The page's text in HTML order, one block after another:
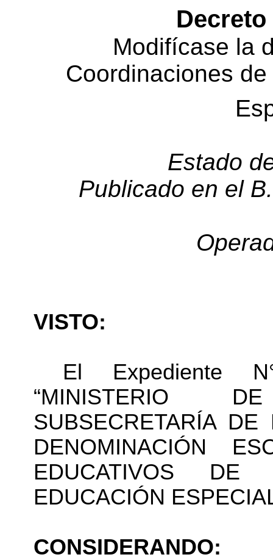
Decreto
Modifícase la
Coordinaciones
Estado
Publicado en el
VISTO:
El Expediente
“MINISTERIO
SUBSECRETARÍA
DENOMINACIÓN
EDUCATIVOS
EDUCACIÓN
CONSIDERANDO: